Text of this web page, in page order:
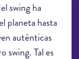
swing ha
planeta hasta
auténticas
swing. Tal es